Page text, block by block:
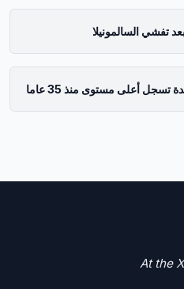
تفشي السالمونيلا
أعلى مستوى منذ 35 عاما
At the